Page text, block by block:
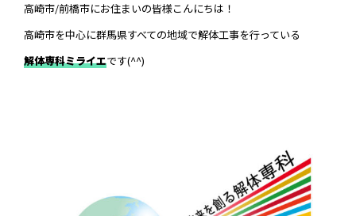
高崎市/前橋市にお住まいの皆様こんにちは！
高崎市を中心に群馬県すべての地域で解体工事を行っている
解体専科ミライエです(^^)